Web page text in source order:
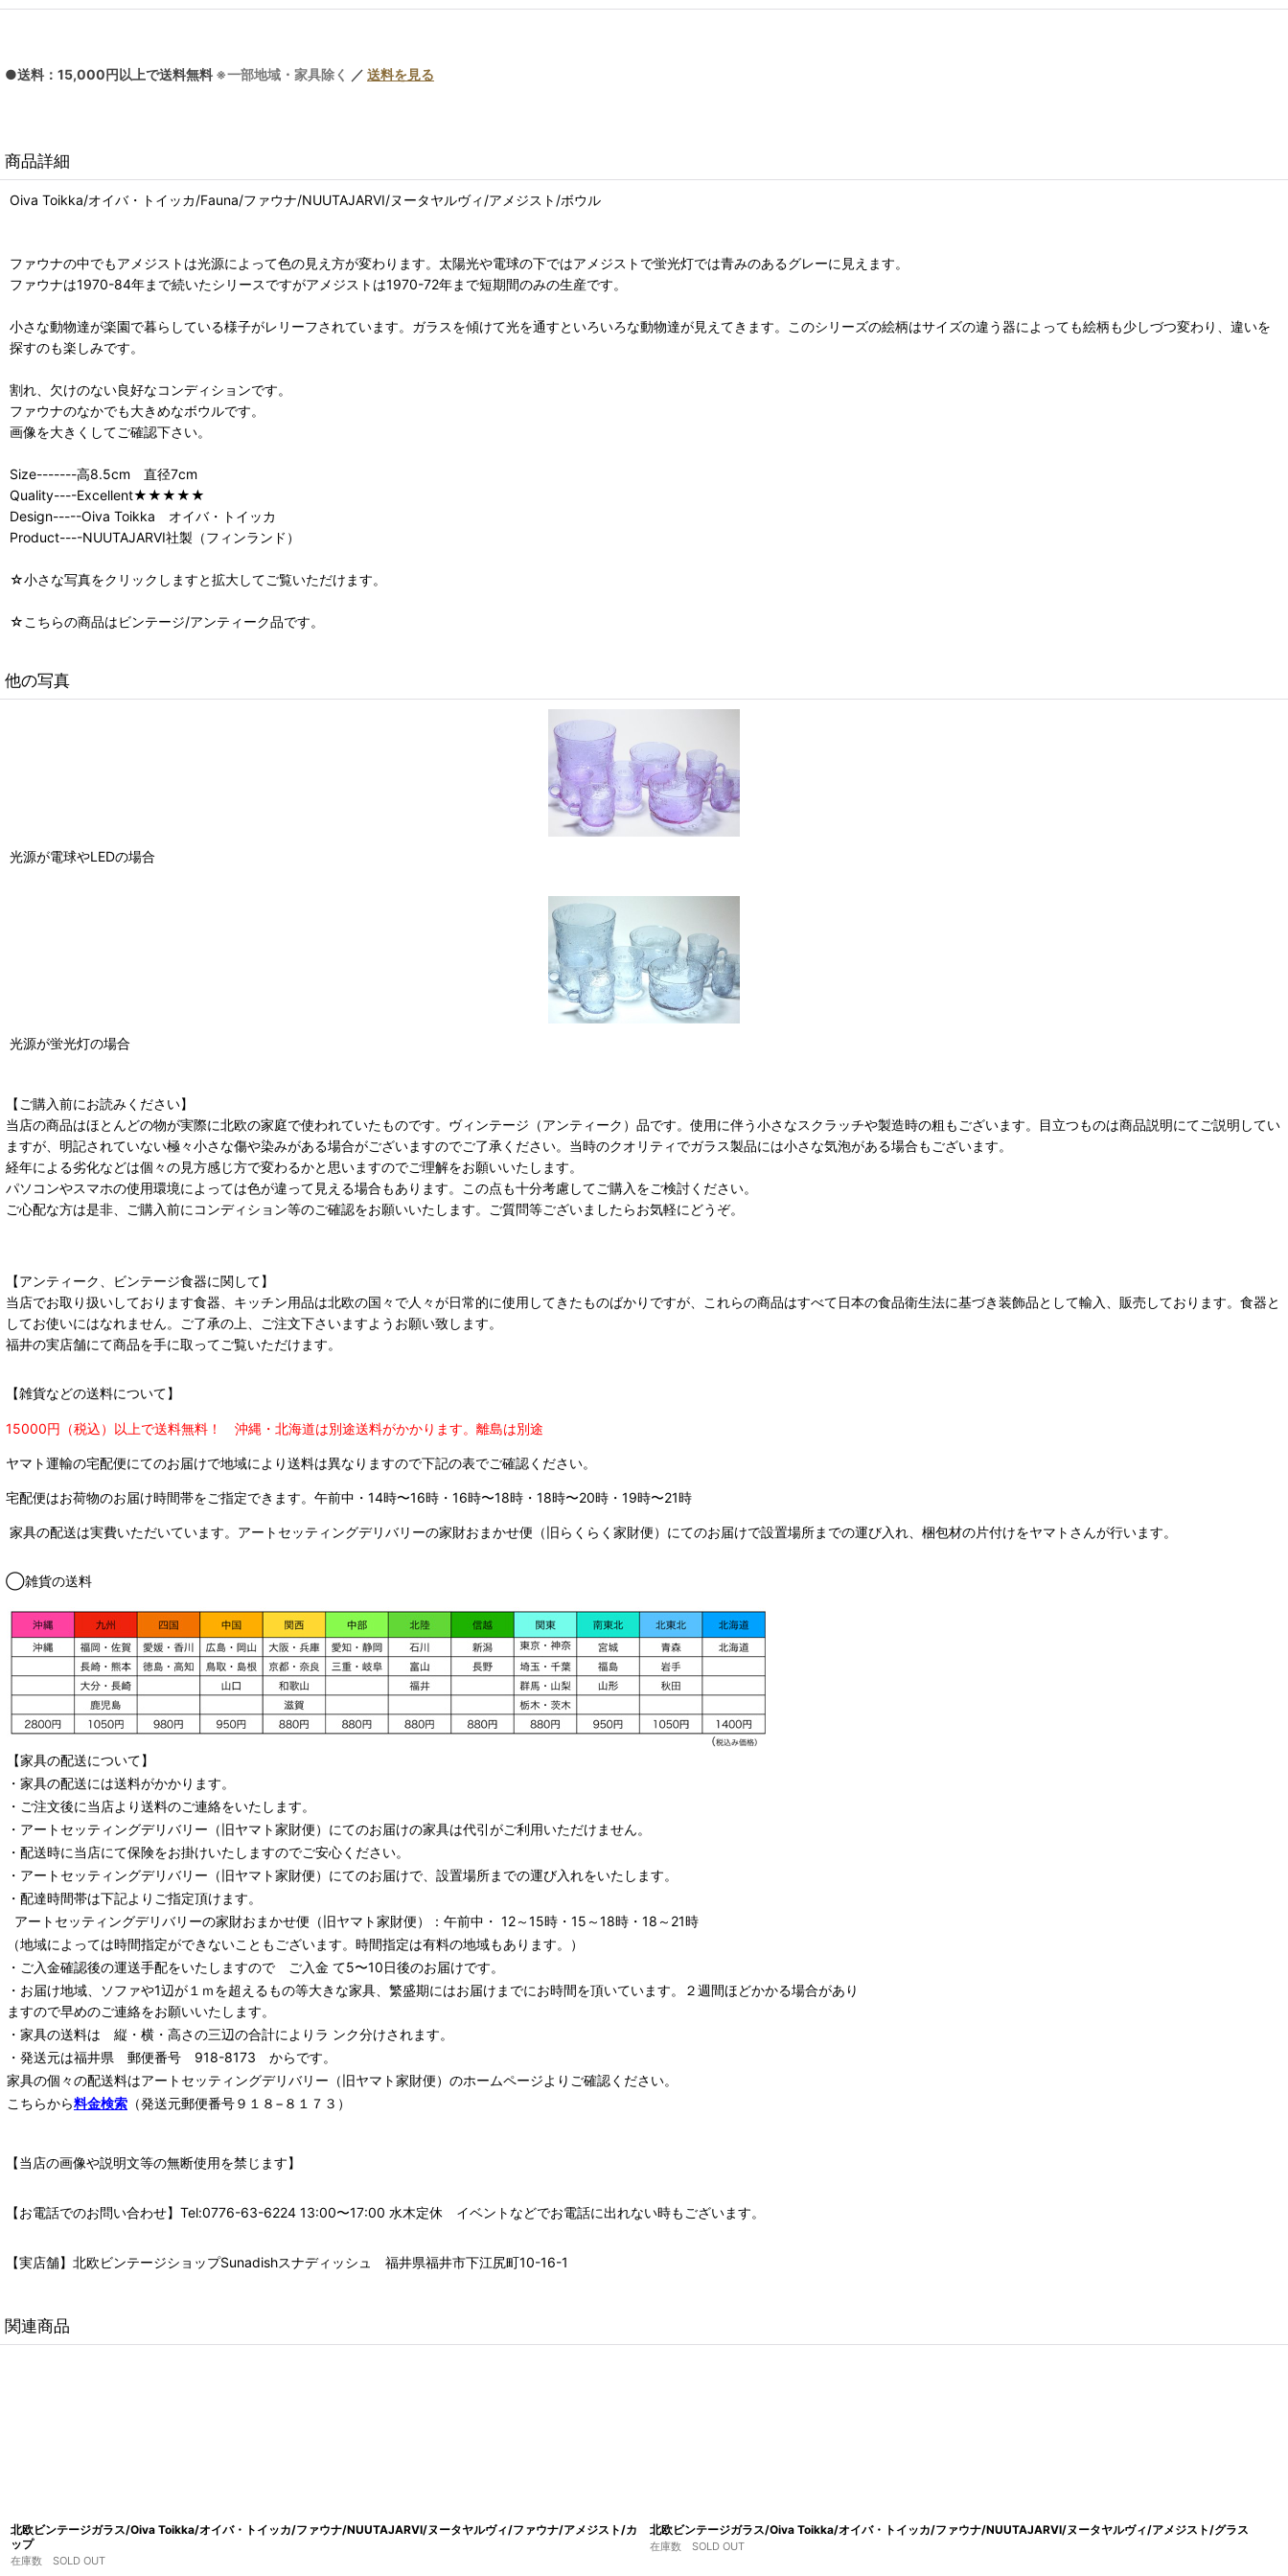
●送料：15,000円以上で送料無料 ※一部地域・家具除く ／ 送料を見る
商品詳細
Oiva Toikka/オイバ・トイッカ/Fauna/ファウナ/NUUTAJARVI/ヌータヤルヴィ/アメジスト/ボウル
ファウナの中でもアメジストは光源によって色の見え方が変わります。太陽光や電球の下ではアメジストで蛍光灯では青みのあるグレーに見えます。
ファウナは1970-84年まで続いたシリースですがアメジストは1970-72年まで短期間のみの生産です。
小さな動物達が楽園で暮らしている様子がレリーフされています。ガラスを傾けて光を通すといろいろな動物達が見えてきます。このシリーズの絵柄はサイズの違う器によっても絵柄も少しづつ変わり、違いを
探すのも楽しみです。
割れ、欠けのない良好なコンディションです。
ファウナのなかでも大きめなボウルです。
画像を大きくしてご確認下さい。
Size-------高8.5cm 直径7cm
Quality----Excellent★★★★★
Design-----Oiva Toikka オイバ・トイッカ
Product----NUUTAJARVI社製（フィンランド）
☆小さな写真をクリックしますと拡大してご覧いただけます。
☆こちらの商品はビンテージ/アンティーク品です。
他の写真
光源が電球やLEDの場合
光源が蛍光灯の場合
【ご購入前にお読みください】
当店の商品はほとんどの物が実際に北欧の家庭で使われていたものです。ヴィンテージ（アンティーク）品です。使用に伴う小さなスクラッチや製造時の粗もございます。目立つものは商品説明にてご説明してい
ますが、明記されていない極々小さな傷や染みがある場合がございますのでご了承ください。当時のクオリティでガラス製品には小さな気泡がある場合もございます。
経年による劣化などは個々の見方感じ方で変わるかと思いますのでご理解をお願いいたします。
パソコンやスマホの使用環境によっては色が違って見える場合もあります。この点も十分考慮してご購入をご検討ください。
ご心配な方は是非、ご購入前にコンディション等のご確認をお願いいたします。ご質問等ございましたらお気軽にどうぞ。
【アンティーク、ビンテージ食器に関して】
当店でお取り扱いしております食器、キッチン用品は北欧の国々で人々が日常的に使用してきたものばかりですが、これらの商品はすべて日本の食品衛生法に基づき装飾品として輸入、販売しております。食器と
してお使いにはなれません。ご了承の上、ご注文下さいますようお願い致します。
福井の実店舗にて商品を手に取ってご覧いただけます。
【雑貨などの送料について】
15000円（税込）以上で送料無料！ 沖縄・北海道は別途送料がかかります。 離島は別途
ヤマト運輸の宅配便にてのお届けで地域により送料は異なりますので下記の表でご確認ください。
宅配便はお荷物のお届け時間帯をご指定できます。 午前中・14時〜16時・16時〜18時・18時〜20時・19時〜21時
家具の配送は実費いただいています。アートセッティングデリバリーの家財おまかせ便（旧らくらく家財便）にてのお届けで設置場所までの運び入れ、梱包材の片付けをヤマトさんが行います。
◯雑貨の送料
【家具の配送について】
・家具の配送には送料がかかります。
・ご注文後に当店より送料のご連絡をいたします。
・ アートセッティングデリバリー （旧ヤマト家財便） にてのお届けの家具は代引がご利用いただけません。
・配送時に当店にて保険をお掛けいたしますのでご安心ください。
・ アートセッティングデリバリー （旧ヤマト家財便） にてのお届けで、設置場所までの運び入れをいたします。
・配達時間帯は下記よりご指定頂けます。
アートセッティングデリバリーの家財おまかせ便 （旧ヤマト家財便）：午前中・ 12～15時・15～18時・18～21時
（地域によっては時間指定ができないこともございます。時間指定は有料の地域もあります。）
・ご入金確認後の運送手配をいたしますので ご入金 て5〜10日後のお届けです。
・お届け地域、ソファや1辺が１ｍを超えるもの等大きな家具、繁盛期にはお届けまでにお時間を頂いています。２週間ほどかかる場合があり
ますので早めのご連絡をお願いいたします。
・家具の送料は 縦・横・高さの三辺の合計によりラ ンク分けされます。
・発送元は福井県 郵便番号 918-8173 からです。
家具の個々の配送料はアートセッティングデリバリー （旧ヤマト家財便） のホームページよりご確認ください。
こちらから料金検索 （発送元郵便番号９１８−８１７３）
【当店の画像や説明文等の無断使用を禁じます】
【お電話でのお問い合わせ】Tel:0776-63-6224 13:00〜17:00 水木定休 イベントなどでお電話に出れない時もございます。
【実店舗】北欧ビンテージショップSunadishスナディッシュ 福井県福井市下江尻町10-16-1
関連商品
北欧ビンテージガラス/Oiva Toikka/オイバ・トイッカ/ファウナ/NUUTAJARVI/ヌータヤルヴィ/ファウナ/アメジスト/カ
ップ
在庫数 SOLD OUT
北欧ビンテージガラス/Oiva Toikka/オイバ・トイッカ/ファウナ/NUUTAJARVI/ヌータヤルヴィ/アメジスト/グラス
在庫数 SOLD OUT